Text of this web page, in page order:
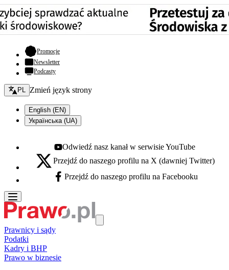
Promocje- otwiera się w nowej karcie
Newsletter
Podcasty
Zmień język - bieżący:
PL Zmień język strony
English (EN)
Українська (UA)
Youtube - otwiera się w nowej karcie
Odwiedź nasz kanał w serwisie YouTube
X - otwiera się w nowej karcie
Przejdź do naszego profilu na X (dawniej Twitter)
Facebook - otwiera się w nowej karcie
Przejdź do naszego profilu na Facebooku
Prawnicy i sądy
Podatki
Kadry i BHP
Prawo w biznesie